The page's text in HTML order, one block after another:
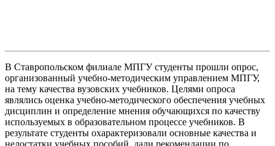
В Ставропольском филиале МПГУ студенты прошли опрос,
организованный учебно-методическим управлением МПГУ,
на тему качества вузовских учебников. Целями опроса
являлись оценка учебно-методического обеспечения учебных
дисциплин и определение мнения обучающихся по качеству
используемых в образовательном процессе учебников. В
результате студенты охарактеризовали основные качества и
недостатки учебных пособий, дали рекомендации по